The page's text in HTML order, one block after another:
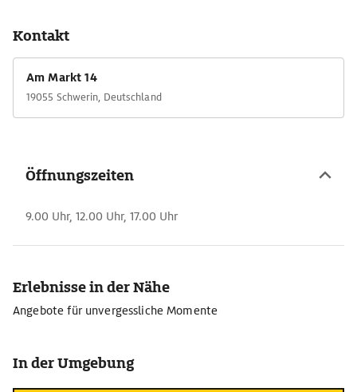
Kontakt
Am Markt 14
19055 Schwerin, Deutschland
Öffnungszeiten
9.00 Uhr, 12.00 Uhr, 17.00 Uhr
Erlebnisse in der Nähe
Angebote für unvergessliche Momente
In der Umgebung